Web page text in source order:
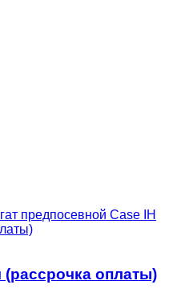
предпосевной Case IH
(рассрочка оплаты)